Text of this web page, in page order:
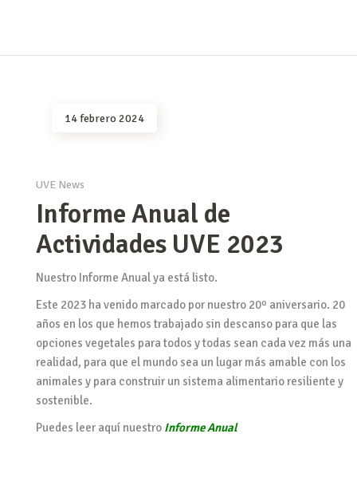
14 febrero 2024
UVE News
Informe Anual de
Actividades UVE 2023
Nuestro Informe Anual ya está listo.
Este 2023 ha venido marcado por nuestro 20º aniversario. 20
años en los que hemos trabajado sin descanso para que las
opciones vegetales para todos y todas sean cada vez más una
realidad, para que el mundo sea un lugar más amable con los
animales y para construir un sistema alimentario resiliente y
sostenible.
Puedes leer aquí nuestroInforme Anual